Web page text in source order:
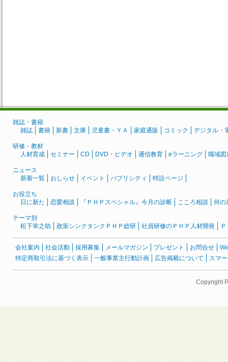
雑誌・書籍
雑誌
書籍 新書 文庫 児童書・ＹＡ 家庭通販 コミック デジタル・
研修・教材
人材育成
セミナー CD DVD・ビデオ 通信教育 eラーニング 職域図
ニュース
新着一覧
おしらせ イベント パブリシティ 特設ページ
お役立ち
日に新た
恋愛相談 『ＰＨＰスペシャル』今月の診断 こころ相談 何の
テーマ別
松下幸之助
政策シンクタンクＰＨＰ総研 社員研修のＰＨＰ人材開発
会社案内 社会活動 採用募集 メールマガジン プレゼント お問合せ
特定商取引法に基づく表示
一般事業主行動計画 広告掲載について スマ
Copyright